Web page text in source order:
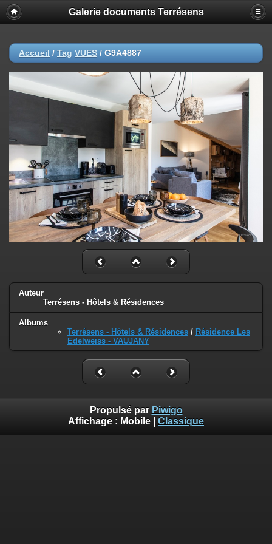
Galerie documents Terrésens
Accueil / Tag VUES / G9A4887
Auteur
Terrésens - Hôtels & Résidences
Albums
Terrésens - Hôtels & Résidences / Résidence Les
Edelweiss - VAUJANY
Propulsé par Piwigo
Affichage : Mobile Classique